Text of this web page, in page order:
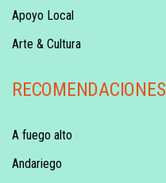
Apoyo Local
Arte & Cultura
RECOMENDACIONES
A fuego alto
Andariego